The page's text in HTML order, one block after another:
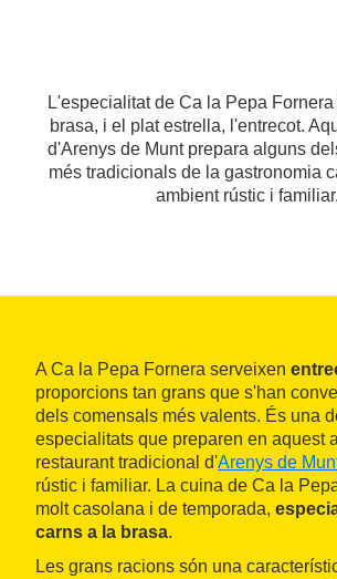
L'especialitat de Ca la Pepa
brasa, i el plat estrella, l'entrecot.
d'Arenys de Munt prepara alguns
més tradicionals de la gastronomia
ambient rústic i familiar.
A Ca la Pepa Fornera serveixen
proporcions tan grans que s'han
dels comensals més valents. És una
especialitats que preparen en aquest
restaurant tradicional d'Arenys de
rústic i familiar. La cuina de Ca la
molt casolana i de temporada,
carns a la brasa.
Les grans racions són una